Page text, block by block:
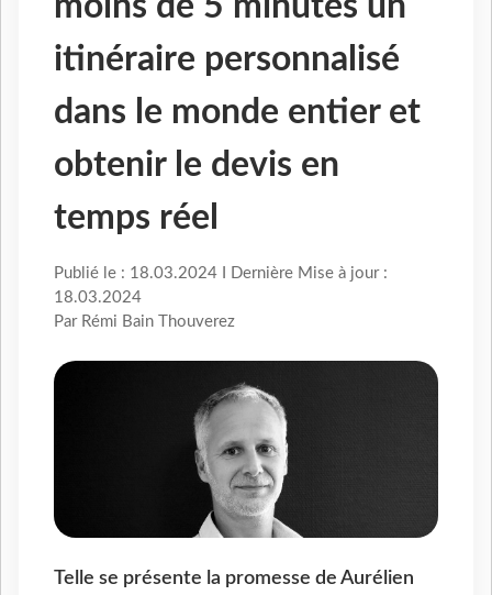
itinéraire personnalisé
dans le monde entier et
obtenir le devis en
temps réel
Publié le : 18.03.2024 I Dernière Mise à jour :
18.03.2024
Par Rémi Bain Thouverez
Telle se présente la promesse de Aurélien